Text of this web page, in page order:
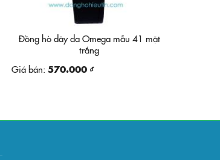
Đồng hò dây da Omega mẫu 41 mặt
trắng
Giá bán: 570.000 ₫